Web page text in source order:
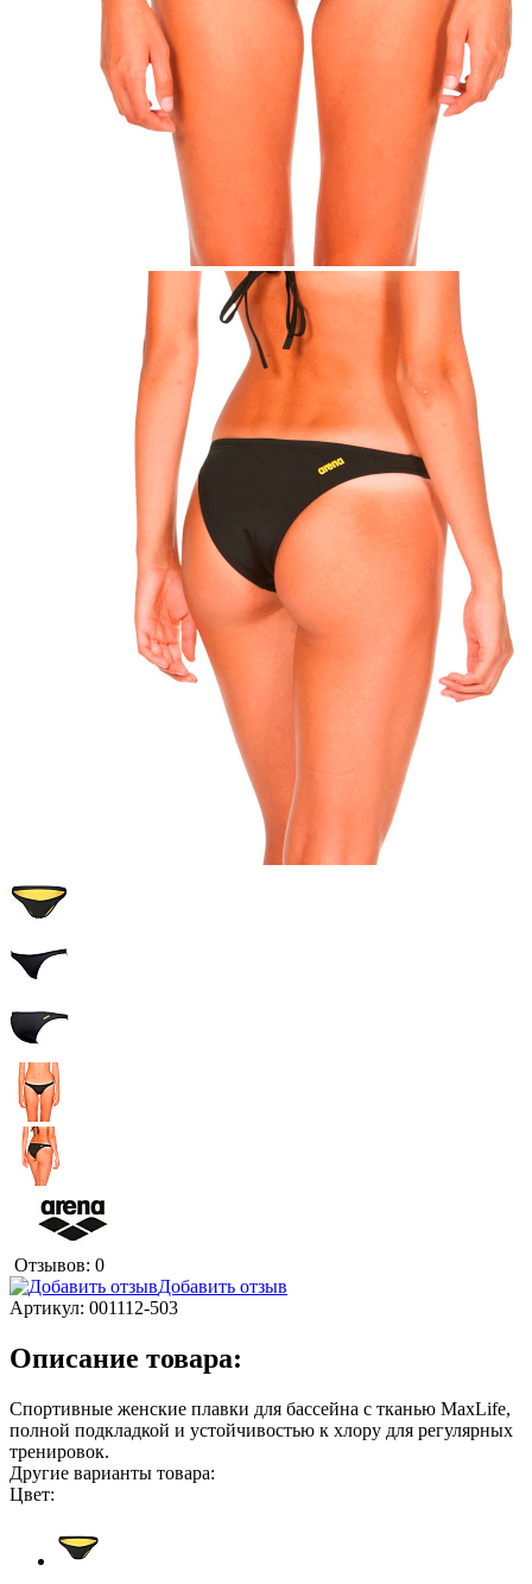
Отзывов: 0
Добавить отзыв
Артикул: 001112-503
Описание товара:
Спортивные женские плавки для бассейна с тканью MaxLife,
полной подкладкой и устойчивостью к хлору для регулярных
тренировок.
Другие варианты товара:
Цвет: